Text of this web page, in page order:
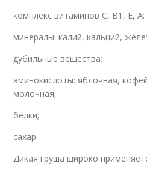
комплекс витаминов C, B1, E, A;
минералы: калий, кальций,
дубильные вещества;
аминокислоты: яблочная,
молочная;
белки;
сахар.
Дикая груша широко